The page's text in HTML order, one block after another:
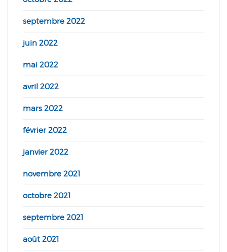
septembre 2022
juin 2022
mai 2022
avril 2022
mars 2022
février 2022
janvier 2022
novembre 2021
octobre 2021
septembre 2021
août 2021